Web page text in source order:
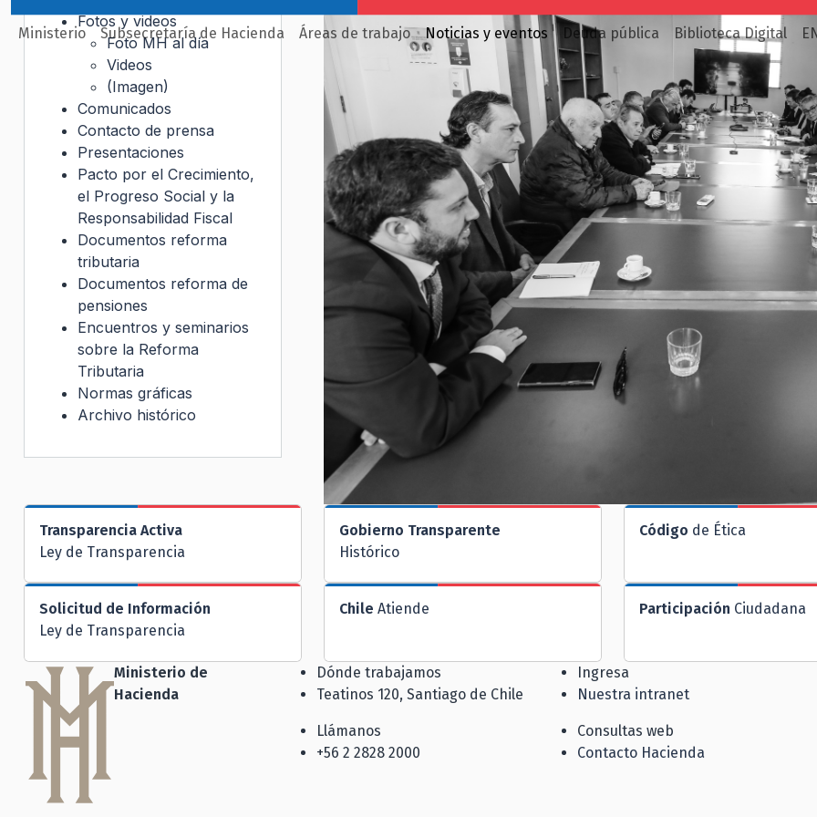
Ministerio Subsecretaría de Hacienda Áreas de trabajo Noticias y eventos Deuda pública Biblioteca Digital
Fotos y videos
Foto MH al día
Videos
(Imagen)
Comunicados
Contacto de prensa
Presentaciones
Pacto por el Crecimiento,
el Progreso Social y la
Responsabilidad Fiscal
Documentos reforma
tributaria
Documentos reforma de
pensiones
Encuentros y seminarios
sobre la Reforma
Tributaria
Normas gráficas
Archivo histórico
Transparencia Activa
Ley de Transparencia
Gobierno Transparente
Histórico
Código de Ética
Solicitud de Información
Ley de Transparencia
Chile Atiende Participación Ciudadana
Ministerio de
Hacienda
Dónde trabajamos
Teatinos 120, Santiago de Chile
Llámanos
+56 2 2828 2000
Ingresa
Nuestra intranet
Consultas web
Contacto Hacienda